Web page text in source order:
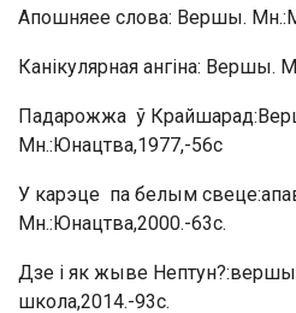
Апошняее слова: Вершы.
Канікулярная ангіна: Вершы.
Падарожжа ў
Мн.:Юнацтва,1977,-56с
У карэце па белым
Мн.:Юнацтва,2000.-63с.
Дзе і як жыве
школа,2014.-93с.